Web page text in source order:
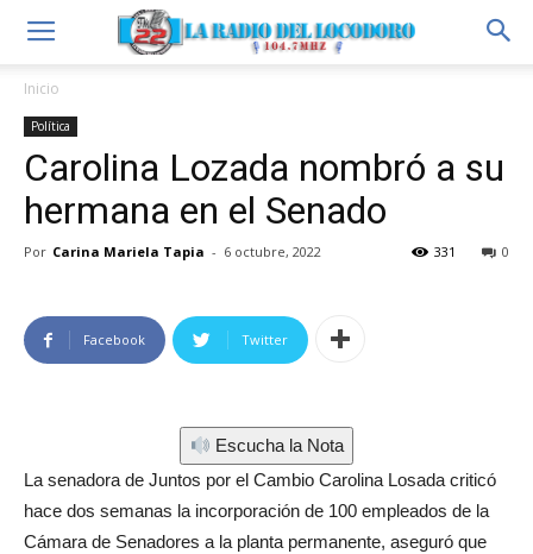
Inicio
Política
Carolina Lozada nombró a su
hermana en el Senado
Por Carina Mariela Tapia - 6 octubre, 2022 0
331
Facebook Twitter
Escucha la Nota
La senadora de Juntos por el Cambio Carolina Losada criticó
hace dos semanas la incorporación de 100 empleados de la
Cámara de Senadores a la planta permanente, aseguró que